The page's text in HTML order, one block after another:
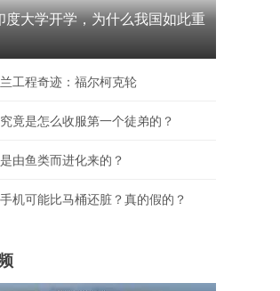
02:37
袭击，14死
_2
乌克兰战场新动态：朝鲜兵
阵，120枚导弹神秘进驻俄军
度大学开学，为什么我国如此重
工程奇迹：福尔柯克轮
竟是怎么收服第一个徒弟的？
由鱼类而进化来的？
机可能比马桶还脏？真的假的？